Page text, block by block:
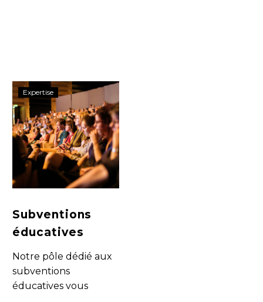
Subventions
éducatives
Expertise
Subventions
éducatives
Notre pôle dédié aux
subventions
éducatives vous